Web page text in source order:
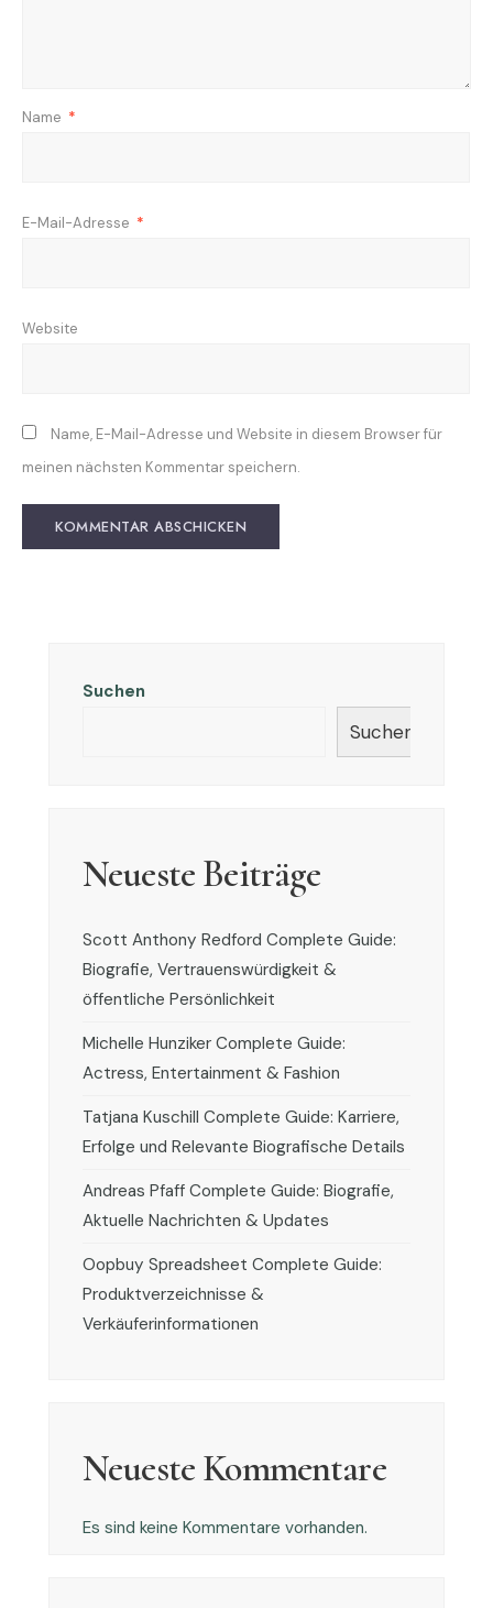
Name *
E-Mail-Adresse *
Website
Name, E-Mail-Adresse und Website in diesem Browser für
meinen nächsten Kommentar speichern.
Suchen
Suchen
Neueste Beiträge
Scott Anthony Redford Complete Guide:
Biografie, Vertrauenswürdigkeit &
öffentliche Persönlichkeit
Michelle Hunziker Complete Guide:
Actress, Entertainment & Fashion
Tatjana Kuschill Complete Guide: Karriere,
Erfolge und Relevante Biografische Details
Andreas Pfaff Complete Guide: Biografie,
Aktuelle Nachrichten & Updates
Oopbuy Spreadsheet Complete Guide:
Produktverzeichnisse &
Verkäuferinformationen
Neueste Kommentare
Es sind keine Kommentare vorhanden.